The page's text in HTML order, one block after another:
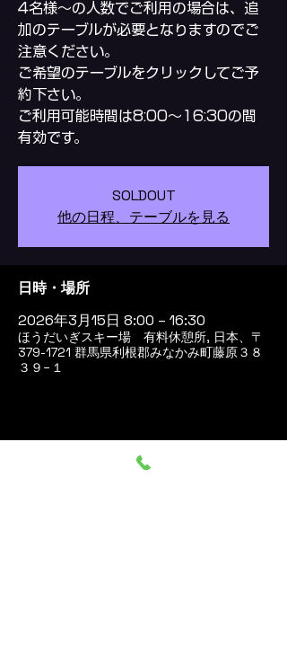
4名様～の人数でご利用の場合は、追
加のテーブルが必要となりますのでご
注意ください。
ご希望のテーブルをクリックしてご予
約下さい。
ご利用可能時間は8:00～16:30の間
SOLDOUT
他の日程、テーブルを見る
日時・場所
2026年3月15日 8:00 – 16:30
ほうだいぎスキー場 有料休憩所, 日本、〒
379-1721 群馬県利根郡みなかみ町藤原３８
３９−１
このイベントをシェア